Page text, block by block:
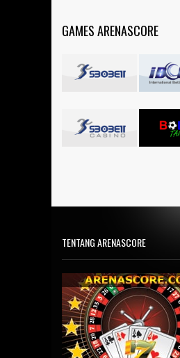
GAMES ARENASCORE
TENTANG ARENASCORE